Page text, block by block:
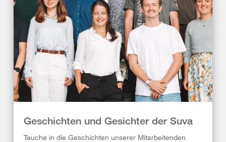
Geschichten und Gesichter der Suva
Tauche in die Geschichten unserer Mitarbeitenden